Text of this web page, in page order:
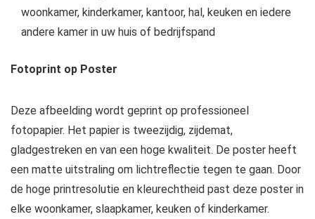
woonkamer, kinderkamer, kantoor, hal, keuken en iedere
andere kamer in uw huis of bedrijfspand
Fotoprint op Poster
Deze afbeelding wordt geprint op professioneel
fotopapier. Het papier is tweezijdig, zijdemat,
gladgestreken en van een hoge kwaliteit. De poster heeft
een matte uitstraling om lichtreflectie tegen te gaan. Door
de hoge printresolutie en kleurechtheid past deze poster in
elke woonkamer, slaapkamer, keuken of kinderkamer.